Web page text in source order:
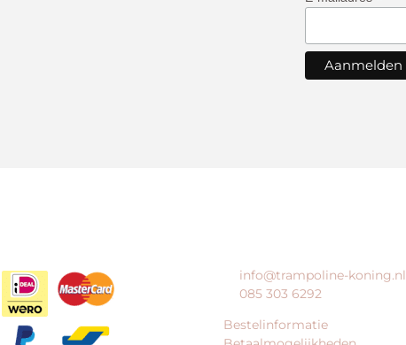
info@trampoline-koning.nl
085 303 6292
Bestelinformatie